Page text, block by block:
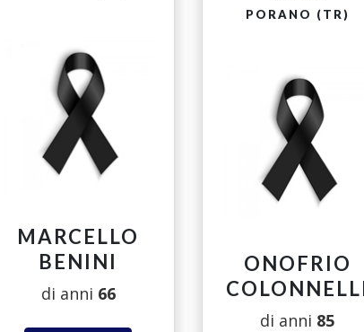
MARCELLO
BENINI
di anni 66
PORANO (TR)
ONOFRIO
di anni 85